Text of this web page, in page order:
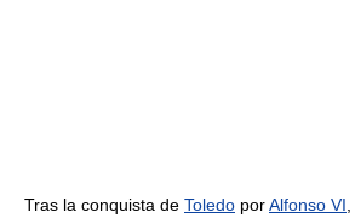
Tras la conquista de Toledo porAlfonso VI